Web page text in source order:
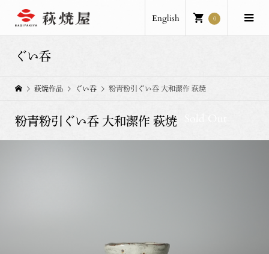
English 0
ぐい呑
萩焼作品 ぐい呑 粉青粉引ぐい呑 大和潔作 萩焼
粉青粉引ぐい呑 大和潔作 萩焼